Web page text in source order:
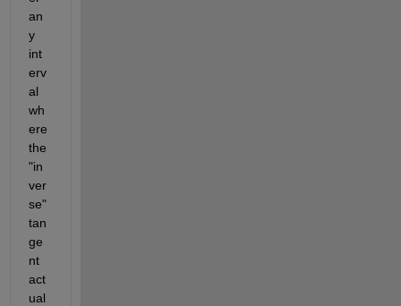
an
y
int
erv
al
wh
ere
the
"in
ver
se"
tan
ge
nt
act
ual